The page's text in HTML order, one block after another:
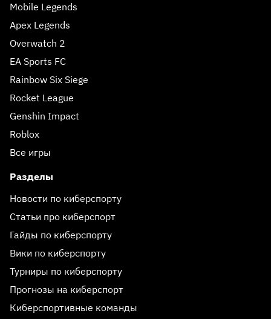
Mobile Legends
Apex Legends
Overwatch 2
EA Sports FC
Rainbow Six Siege
Rocket League
Genshin Impact
Roblox
Все игры
Разделы
Новости по киберспорту
Статьи про киберспорт
Гайды по киберспорту
Вики по киберспорту
Турниры по киберспорту
Прогнозы на киберспорт
Киберспортивные команды